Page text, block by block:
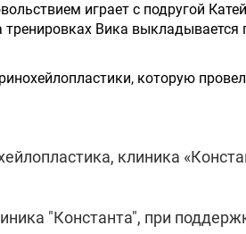
играет с подругой
Вика
которую
клиника
"Константа", при